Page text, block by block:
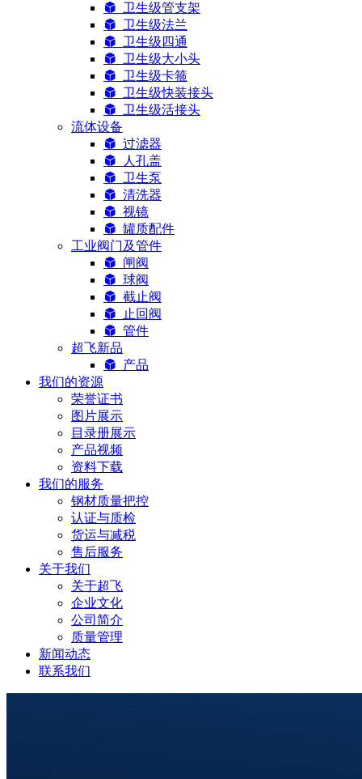
卫生级管支架
卫生级法兰
卫生级四通
卫生级大小头
卫生级卡箍
卫生级快装接头
卫生级活接头
流体设备
过滤器
人孔盖
卫生泵
清洗器
视镜
罐质配件
工业阀门及管件
闸阀
球阀
截止阀
止回阀
管件
超飞新品
产品
我们的资源
荣誉证书
图片展示
目录册展示
产品视频
资料下载
我们的服务
钢材质量把控
认证与质检
货运与减税
售后服务
关于我们
关于超飞
企业文化
公司简介
质量管理
新闻动态
联系我们